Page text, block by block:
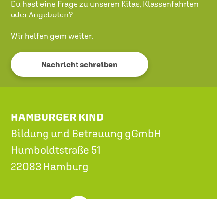
Du hast eine Frage zu unseren Kitas, Klassenfahrten
oder Angeboten?
Wir helfen gern weiter.
Nachricht schreiben
HAMBURGER KIND
Bildung und Betreuung gGmbH
Humboldtstraße 51
22083 Hamburg